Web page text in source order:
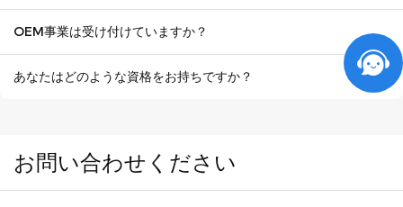
OEM事業は受け付けていますか？
あなたはどのような資格をお持ちですか？
お問い合わせください